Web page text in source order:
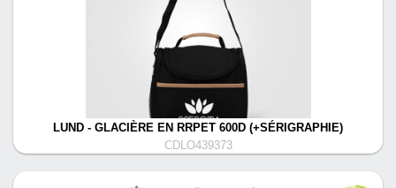
LUND - GLACIÈRE EN RRPET 600D (+SÉRIGRAPHIE)
CDLO439373